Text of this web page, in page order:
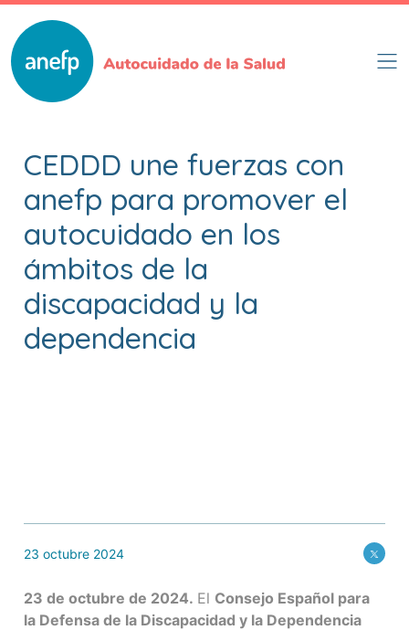
contenido
principal
CEDDD une fuerzas con
anefp para promover el
autocuidado en los
ámbitos de la
discapacidad y la
dependencia
23 octubre 2024
23 de octubre de 2024. El Consejo Español para
la Defensa de la Discapacidad y la Dependencia